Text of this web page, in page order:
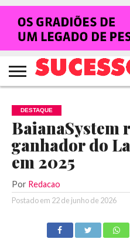
HOME
NOTÍCIAS
SHOWS
ENTREVISTAS
CLIQUES
RANKING
CROWLEY
TV
SUCESSO!
REVISTA
SUCESSO!
DESTAQUE
BaianaSystem
ganhador do
em 2025
Por Redacao
Postado em 22 de junho de 2026